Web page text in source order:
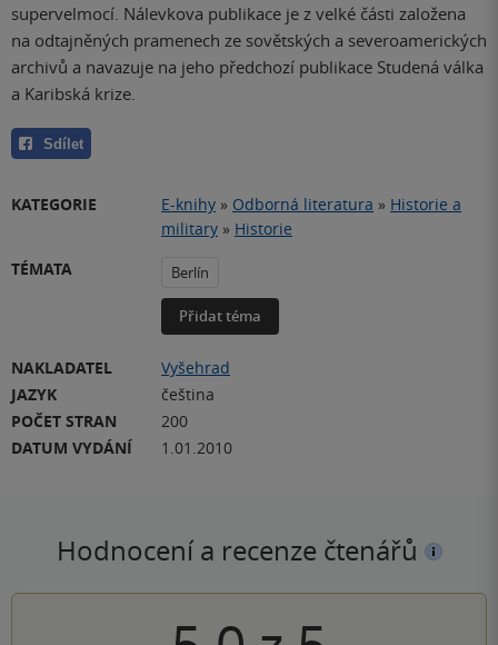
supervelmocí. Nálevkova publikace je z velké části založena
na odtajněných pramenech ze sovětských a severoamerických
archivů a navazuje na jeho předchozí publikace Studená válka
a Karibská krize.
Sdílet
KATEGORIE E-knihy » Odborná literatura » Historie a
military » Historie
TÉMATA
Berlín
Přidat téma
NAKLADATEL
Vyšehrad
JAZYK
čeština
POČET STRAN
200
DATUM VYDÁNÍ
1.01.2010
Hodnocení a recenze čtenářů